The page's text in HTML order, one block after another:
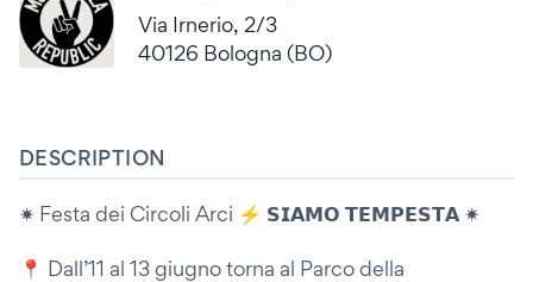
Via Irnerio, 2/3
40126 Bologna (BO)
DESCRIPTION
✷ Festa dei Circoli Arci ⚡️ 𝗦𝗜𝗔𝗠𝗢 𝗧𝗘𝗠𝗣𝗘𝗦𝗧𝗔 ✷
📍 Dall’11 al 13 giugno torna al Parco della